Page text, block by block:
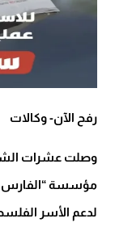
رفح الآن- وكالات
وصلت عشرات
مؤسسة “الفارس
لدعم الأسر